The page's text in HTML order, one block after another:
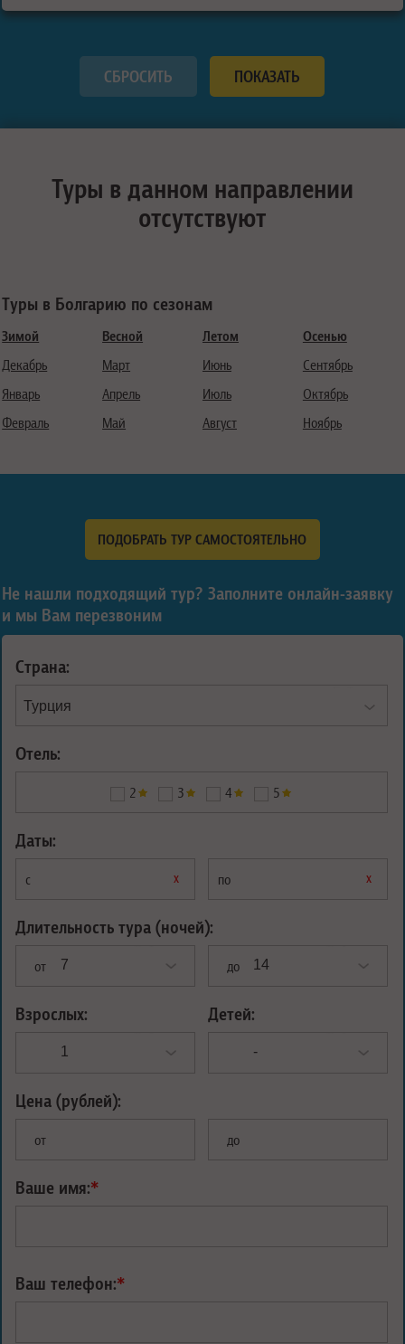
Туры в данном направлении
отсутствуют
Туры в Болгарию по сезонам
Зимой
Декабрь
Январь
Февраль
Весной
Март
Апрель
Май
Летом
Июнь
Июль
Август
Осенью
Сентябрь
Октябрь
Ноябрь
ПОДОБРАТЬ ТУР САМОСТОЯТЕЛЬНО
Не нашли подходящий тур? Заполните онлайн-заявку
и мы Вам перезвоним
Страна:
Отель:
2 3 4 5
Даты:
с х по х
Длительность тура (ночей):
от до
Взрослых: Детей:
Цена (рублей):
от до
Ваше имя:*
Ваш телефон:*